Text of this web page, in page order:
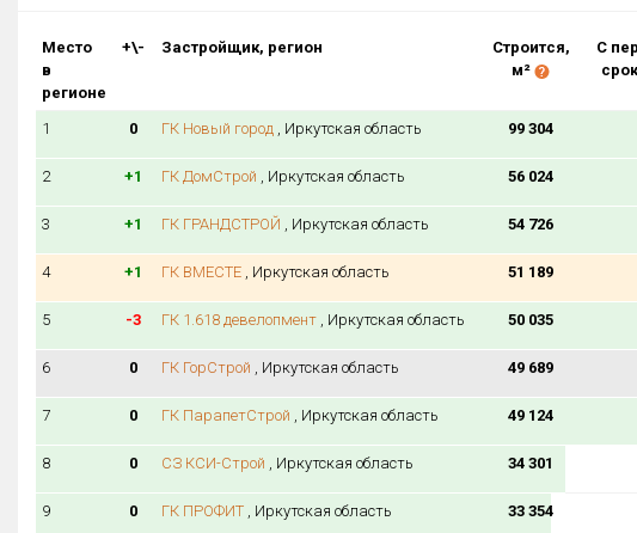
Строится, м²
от
Место
в
регионе
+\- Застройщик, регион
Строится,
м²
С
1 0 ГК Новый город , Иркутская область 99 304
2 +1 ГК ДомСтрой , Иркутская область 56 024
3 +1 ГК ГРАНДСТРОЙ , Иркутская область 54 726
4 +1 ГК ВМЕСТЕ , Иркутская область 51 189
5 -3 ГК 1.618 девелопмент , Иркутская область 50 035
6 0 ГК ГорСтрой , Иркутская область 49 689
7 0 ГК ПарапетСтрой , Иркутская область 49 124
8 0 СЗ КСИ-Строй , Иркутская область 34 301
9 0 ГК ПРОФИТ , Иркутская область 33 354